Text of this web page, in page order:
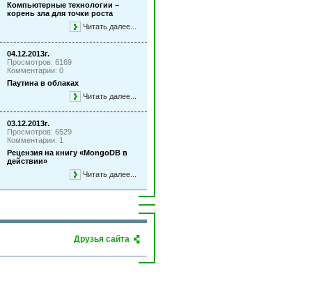
Компьютерные технологии –
корень зла для точки роста
Читать далее...
04.12.2013г.
Просмотров: 6169
Комментарии: 0
Паутина в облаках
Читать далее...
03.12.2013г.
Просмотров: 6529
Комментарии: 1
Рецензия на книгу «MongoDB в
действии»
Читать далее...
Друзья сайта